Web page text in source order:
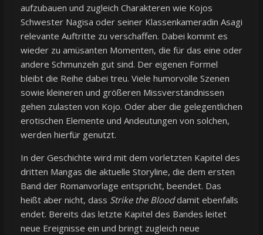
aufzubauen und zugleich Charakteren wie Kojos
Schwester Nagisa oder seiner Klassenkameradin Asagi
relevante Auftritte zu verschaffen. Dabei kommt es
wieder zu amüsanten Momenten, die für das eine oder
andere Schmunzeln gut sind. Der eigenen Formel
bleibt die Reihe dabei treu. Viele humorvolle Szenen
sowie kleineren und größeren Missverständnissen
gehen zulasten von Kojo. Oder aber die gelegentlichen
erotischen Elemente und Andeutungen von solchen,
werden hierfür genutzt.
In der Geschichte wird mit dem vorletzten Kapitel des
dritten Mangas die aktuelle Storyline, die dem ersten
Band der Romanvorlage entspricht, beendet. Das
heißt aber nicht, dass Strike the Blooddamit ebenfalls
endet. Bereits das letzte Kapitel des Bandes leitet
neue Ereignisse ein und bringt zugleich neue